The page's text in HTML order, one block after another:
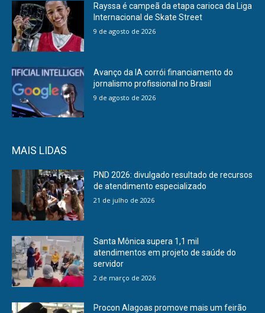
Rayssa é campeã da etapa carioca da Liga
Internacional de Skate Street
9 de agosto de 2026
Avanço da IA corrói financiamento do
jornalismo profissional no Brasil
9 de agosto de 2026
MAIS LIDAS
PND 2026: divulgado resultado de recursos
de atendimento especializado
21 de julho de 2026
Santa Mônica supera 1,1 mil
atendimentos em projeto de saúde do
servidor
2 de março de 2026
Procon Alagoas promove mais um feirão